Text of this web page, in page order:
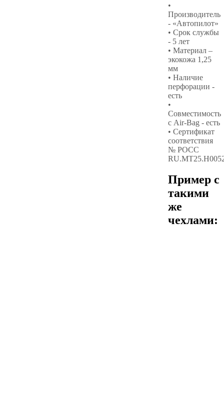
•
Производитель
- «Автопилот»
• Срок службы
- 5 лет
• Материал –
экокожа 1,25
мм
• Наличие
перфорации -
есть
•
Совместимость
с Air-Bag - есть
• Сертификат
соответствия
№ РОСС
Пример с
такими
же
чехлами: